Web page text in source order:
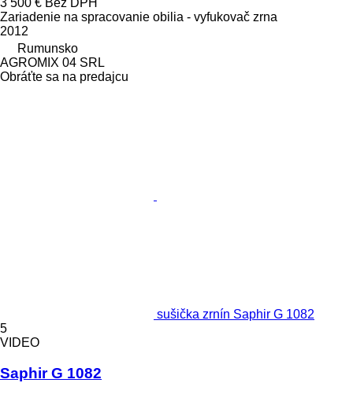
3 500 € Bez DPH
Zariadenie na spracovanie obilia - vyfukovač zrna
2012
Rumunsko
AGROMIX 04 SRL
Obráťte sa na predajcu
sušička zrnín Saphir G 1082
5
VIDEO
Saphir G 1082